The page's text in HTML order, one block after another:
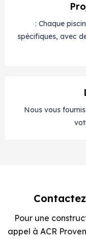
: Chaque
spécifiques, avec
Nous vous
Pour une
appel à ACR